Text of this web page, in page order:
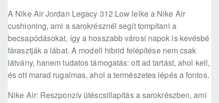
A Nike Air Jordan Legacy 312 Low lelke a Nike Air
cushioning, ami a sarokrésznél segít tompítani a
becsapódásokat, így a hosszabb városi napok is kevésbé
fárasztják a lábat. A modell hibrid felépítése nem csak
látvány, hanem tudatos támogatás: ott ad tartást, ahol kell,
és ott marad rugalmas, ahol a természetes lépés a fontos.
Nike Air: Reszponzív ütéscsillapítás a sarokrészben, ami